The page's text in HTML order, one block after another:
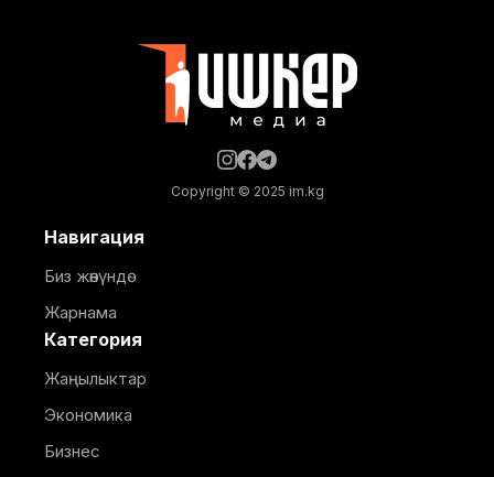
Copyright © 2025 im.kg
Навигация
Биз жөнүндө
Жарнама
Категория
Жаңылыктар
Экономика
Бизнес